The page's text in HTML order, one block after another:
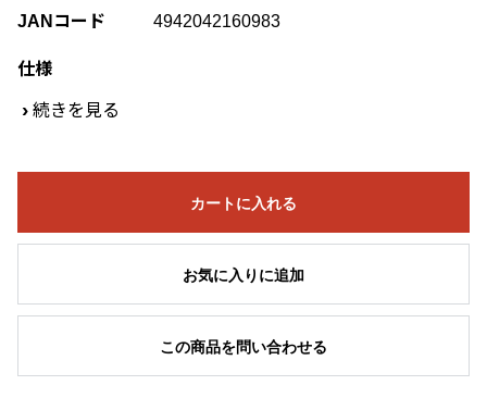
JANコード 4942042160983
仕様
› 続きを見る
カートに入れる
お気に入りに追加
この商品を問い合わせる